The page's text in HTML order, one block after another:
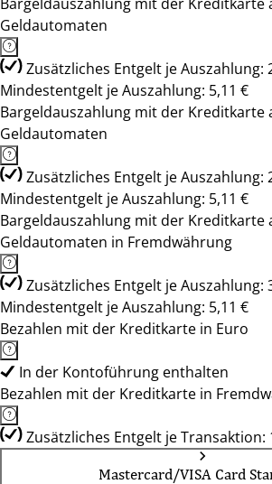
Geldautomaten
Zusätzliches Entgelt je Auszahlung:
Mindestentgelt je Auszahlung: 5,11 €
Bargeldauszahlung mit der Kreditkarte
Geldautomaten
Zusätzliches Entgelt je Auszahlung:
Mindestentgelt je Auszahlung: 5,11 €
Bargeldauszahlung mit der Kreditkarte
Geldautomaten in Fremdwährung
Zusätzliches Entgelt je Auszahlung:
Mindestentgelt je Auszahlung: 5,11 €
Bezahlen mit der Kreditkarte in Euro
In der Kontoführung enthalten
Bezahlen mit der Kreditkarte in
Zusätzliches Entgelt je Transaktion:
Mastercard/VISA Card